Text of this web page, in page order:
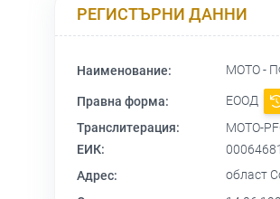
РЕГИСТЪРНИ ДАННИ
Наименование: МОТО -
Правна форма:
ЕООД
Транслитерация:
MOTO-
ЕИК:
Адрес:
област